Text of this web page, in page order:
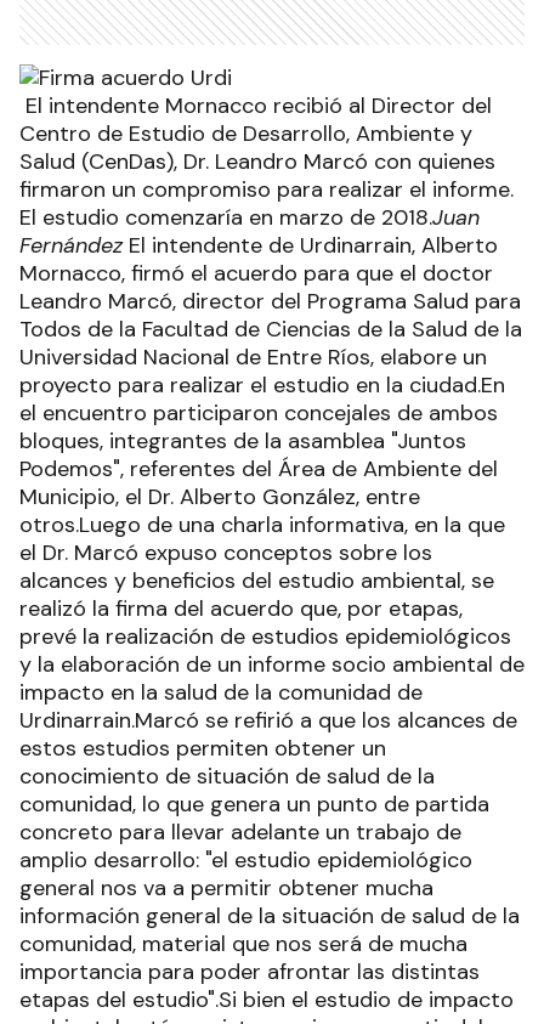
El intendente Mornacco recibió al Director del
Centro de Estudio de Desarrollo, Ambiente y
Salud (CenDas), Dr. Leandro Marcó con quienes
firmaron un compromiso para realizar el informe.
El estudio comenzaría en marzo de 2018.Juan
FernándezEl intendente de Urdinarrain, Alberto
Mornacco, firmó el acuerdo para que el doctor
Leandro Marcó, director del Programa Salud para
Todos de la Facultad de Ciencias de la Salud de la
Universidad Nacional de Entre Ríos, elabore un
proyecto para realizar el estudio en la ciudad.En
el encuentro participaron concejales de ambos
bloques, integrantes de la asamblea "Juntos
Podemos", referentes del Área de Ambiente del
Municipio, el Dr. Alberto González, entre
otros.Luego de una charla informativa, en la que
el Dr. Marcó expuso conceptos sobre los
alcances y beneficios del estudio ambiental, se
realizó la firma del acuerdo que, por etapas,
prevé la realización de estudios epidemiológicos
y la elaboración de un informe socio ambiental de
impacto en la salud de la comunidad de
Urdinarrain.Marcó se refirió a que los alcances de
estos estudios permiten obtener un
conocimiento de situación de salud de la
comunidad, lo que genera un punto de partida
concreto para llevar adelante un trabajo de
amplio desarrollo: "el estudio epidemiológico
general nos va a permitir obtener mucha
información general de la situación de salud de la
comunidad, material que nos será de mucha
importancia para poder afrontar las distintas
etapas del estudio".Si bien el estudio de impacto